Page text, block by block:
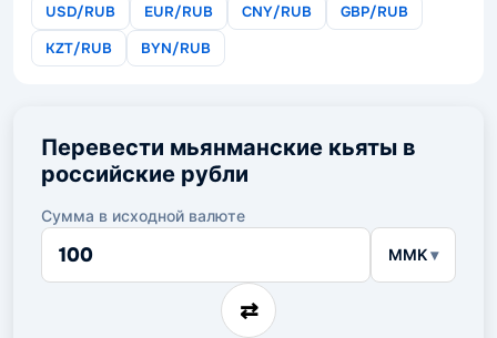
USD/RUB EUR/RUB CNY/RUB
GBP/RUB
KZT/RUB
BYN/RUB
Перевести мьянманские кьяты в
российские рубли
Сумма в исходной валюте
Сумма
исходной
MMK
⇄